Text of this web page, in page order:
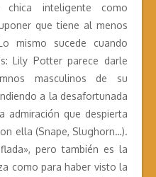
inteligente como
que tiene al menos
mismo sucede cuando
Lily Potter parece darle
masculinos de su
a la desafortunada
admiración que despierta
ella (Snape, Slughorn…).
pero también es la
como para haber visto la